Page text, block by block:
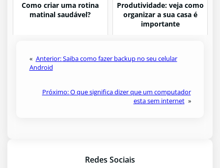
Como criar uma rotina
matinal saudável?
Produtividade: veja como
organizar a sua casa é
importante
« Anterior:Saiba como fazer backup no seu celular
Android
Próximo:O que significa dizer que um computador
esta sem internet »
Redes Sociais